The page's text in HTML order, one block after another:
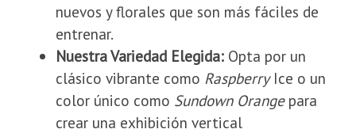
nuevos y florales que son más fáciles de
entrenar.
Nuestra Variedad Elegida: Opta por un
clásico vibrante como RaspberryIce o un
color único como Sundown Orangepara
crear una exhibición vertical